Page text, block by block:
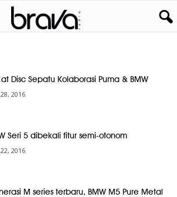
Disc Sepatu Kolaborasi Puma & BMW
2016
Seri 5 dibekali fitur semi-otonom
2016
M series terbaru, BMW M5 Pure Metal